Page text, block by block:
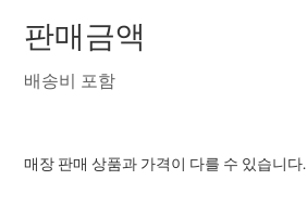
판매금액
배송비 포함
매장 판매 상품과 가격이 다를 수 있습니다.